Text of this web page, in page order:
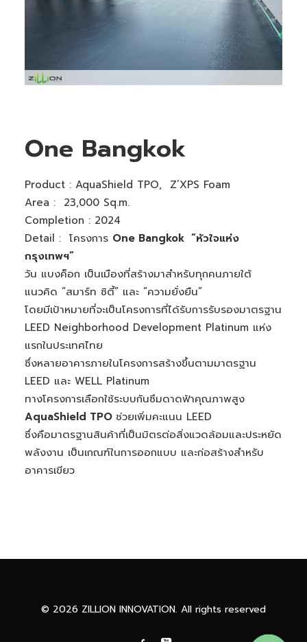
One Bangkok
Product : AquaShield TPO, Z’XPS Foam
Area : 23,000 Sq.m.
Completion : 2024
Detail : โครงการ One Bangkok “หัวใจแห่ง
กรุงเทพฯ”
วัน แบงค็อก เป็นเมืองที่สร้างมาสำหรับทุกคนภายใต้
แนวคิด “สมาร์ท ซิตี้” และ “ความยั่งยืน”
โดยมีเป้าหมายที่จะเป็นโครงการที่ได้รับการรับรองมาตรฐาน
LEED Neighborhood Development Platinum แห่ง
แรกในประเทศไทย
ซึ่งหลายอาคารภายในโครงการสร้างขึ้นตามมาตรฐาน
LEED และ WELL Platinum
ทางโครงการเลือกใช้ระบบกันซึมดาดฟ้าคุณภาพสูง
AquaShield TPO ช่วยเพิ่มคะแนน LEED
ซึ่งคือมาตรฐานสินค้าที่เป็นมิตรต่อสิ่งแวดล้อมและประหยัด
พลังงาน เป็นเกณฑ์ในการออกแบบ และก่อสร้างสำหรับ
อาคารเขียว
© 2026 ZILLION INNOVATION. All rights reserved